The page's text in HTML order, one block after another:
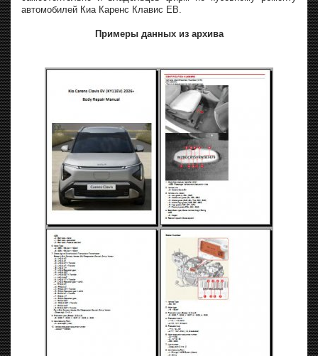
автомобилей Киа Каренс Клавис ЕВ.
Примеры данных из архива